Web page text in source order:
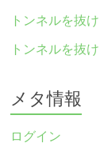
トンネルを抜
トンネルを抜
メタ情報
ログイン